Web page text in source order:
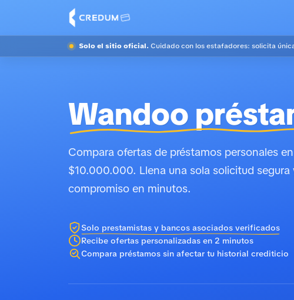
Solo el sitio oficial. Cuidado con los estafadores: solicita
Wandoo
Compara ofertas de préstamos personales
$10.000.000. Llena una sola solicitud
compromiso en minutos.
Solo prestamistas y bancos asociados verificados
Recibe ofertas personalizadas en 2 minutos
Compara préstamos sin afectar tu historial crediticio